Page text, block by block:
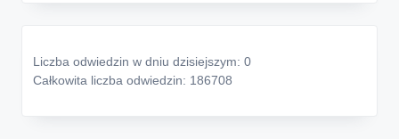
Liczba odwiedzin w dniu dzisiejszym: 0
Całkowita liczba odwiedzin: 186708